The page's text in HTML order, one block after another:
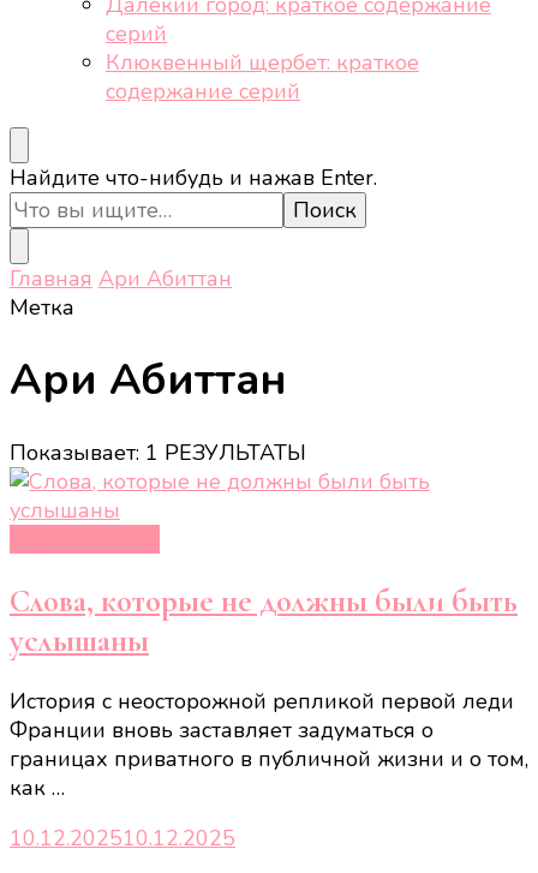
серий
Клюквенный щербет: краткое
содержание серий
Ищите
что-
то?
Найдите что-нибудь и нажав Enter.
Главная Ари Абиттан
Метка
Ари Абиттан
Показывает: 1 РЕЗУЛЬТАТЫ
Слова, которые не должны были быть
услышаны
История с неосторожной репликой первой леди
Франции вновь заставляет задуматься о
границах приватного в публичной жизни и о том,
как …
10.12.202510.12.2025